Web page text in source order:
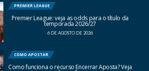
PREMIER LEAGUE
Premier League: veja as odds para o título da
temporada 2026/27
6 DE AGOSTO DE 2026
COMO APOSTAR
Como funciona o recurso Encerrar Aposta? Veja